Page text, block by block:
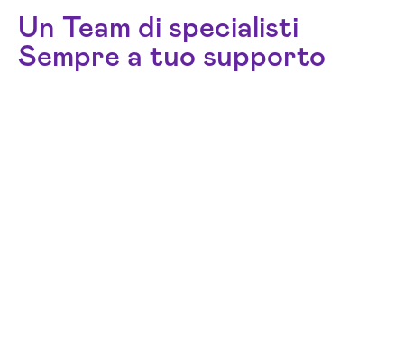
Un Team di specialisti
Sempre a tuo supporto